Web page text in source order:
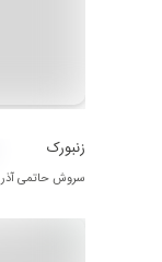
زنبورک
سروش حاتمی آذر